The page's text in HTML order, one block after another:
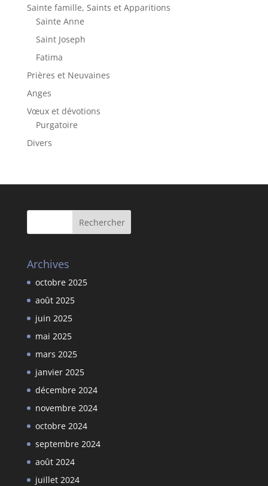
Sainte famille, Saints et Apparitions
Sainte Anne
Saint Joseph
Fatima
Prières et Neuvaines
Anges
Vœux et dévotions
Purgatoire
Divers
Archives
octobre 2025
août 2025
juin 2025
mai 2025
mars 2025
janvier 2025
décembre 2024
novembre 2024
octobre 2024
septembre 2024
août 2024
juillet 2024